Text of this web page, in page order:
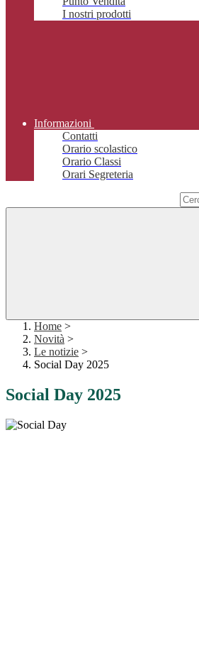
I nostri prodotti
Informazioni
Contatti
Orario scolastico
Orario Classi
Orari Segreteria
Home >
Novità >
Le notizie >
Social Day 2025
Social Day 2025